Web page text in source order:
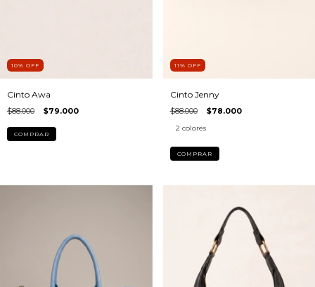
10% OFF
Cinto Awa
$88.000 $79.000
COMPRAR
11 % OFF
Cinto Jenny
$88.000 $78.000
2 colores
COMPRAR